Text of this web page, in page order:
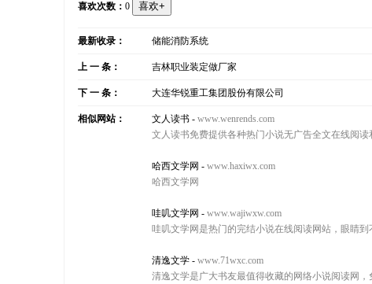
喜欢次数： 0
最新收录： 储能消防系统
上 一 条： 吉林职业装定做厂家
下 一 条： 大连华锐重工集团股份有限公司
相似网站： 文人读书 - www.wenrends.com
文人读书免费提供各种热门小说无广告全文在线阅
哈西文学网 - www.haxiwx.com
哈西文学网
哇叽文学网 - www.wajiwxw.com
哇叽文学网是热门的完结小说在线阅读网站，眼睛
清逸文学 - www.71wxc.com
清逸文学是广大书友最值得收藏的网络小说阅读网